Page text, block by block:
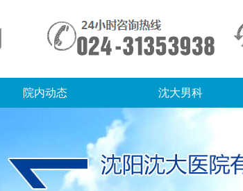
院内动态 沈大男科